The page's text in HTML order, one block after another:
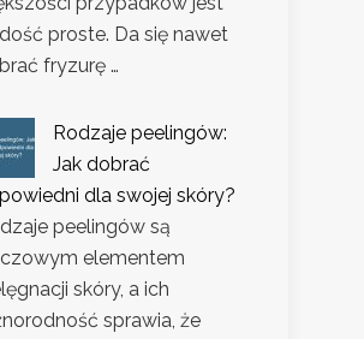
proste. Da się nawet
fryzurę …
Rodzaje peelingów:
Jak dobrać
dla swojej skóry?
peelingów są
elementem
skóry, a ich
sprawia, że